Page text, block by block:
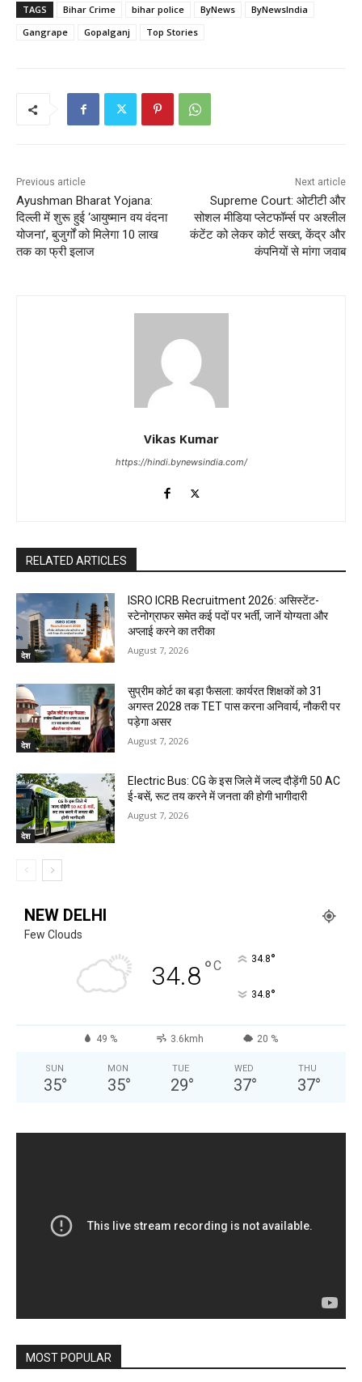
TAGS Bihar Crime bihar police ByNews
ByNewsIndia
Gangrape
Gopalganj Top Stories
Previous article
Ayushman Bharat Yojana:
दिल्ली में शुरू हुई ‘आयुष्मान वय वंदना
योजना’, बुजुर्गों को मिलेगा 10 लाख
तक का फ्री इलाज
Next article
Supreme Court: ओटीटी और
सोशल मीडिया प्लेटफॉर्म्स पर अश्लील
कंटेंट को लेकर कोर्ट सख्त, केंद्र और
कंपनियों से मांगा जवाब
Vikas Kumar
https://hindi.bynewsindia.com/
RELATED ARTICLES
देश
ISRO ICRB Recruitment 2026: असिस्टेंट-
स्टेनोग्राफर समेत कई पदों पर भर्ती, जानें योग्यता और
अप्लाई करने का तरीका
August 7, 2026
देश
सुप्रीम कोर्ट का बड़ा फैसला: कार्यरत शिक्षकों को 31
अगस्त 2028 तक TET पास करना अनिवार्य, नौकरी पर
पड़ेगा असर
August 7, 2026
देश
Electric Bus: CG के इस जिले में जल्द दौड़ेंगी 50 AC
ई-बसें, रूट तय करने में जनता की होगी भागीदारी
August 7, 2026
NEW DELHI
Few Clouds
34.8°C 34.8°
34.8°
49 % 3.6kmh 20 %
SUN
35°
MON
35°
TUE
29°
WED
37°
THU
37°
MOST POPULAR